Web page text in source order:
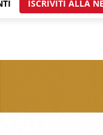
ISCRIVITI ALLA